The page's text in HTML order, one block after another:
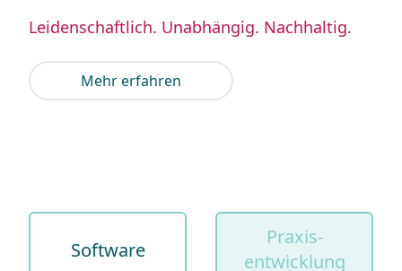
Leidenschaftlich. Unabhängig. Nachhaltig.
Mehr erfahren
Software
Praxis-
entwicklung